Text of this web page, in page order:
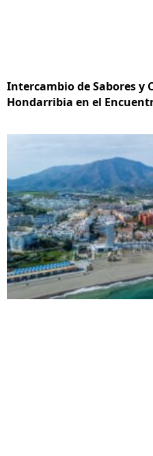
Intercambio de Sabores y
Hondarribia en el